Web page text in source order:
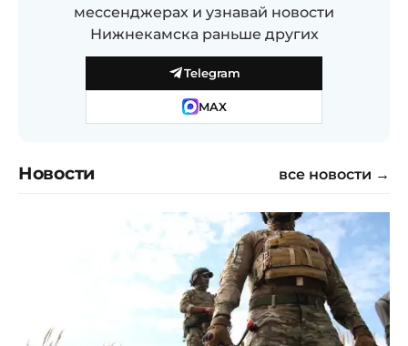
мессенджерах и узнавай новости
Нижнекамска раньше других
Telegram
MAX
Новости все новости →